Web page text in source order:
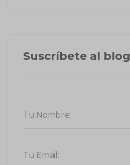
Suscríbete al blog
Tu Nombre:
Tu Email: